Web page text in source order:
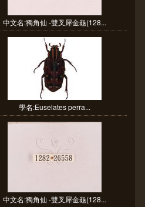
中文名:獨角仙 -雙叉犀金龜(128...
學名:Euselates perra...
中文名:獨角仙 -雙叉犀金龜(128...